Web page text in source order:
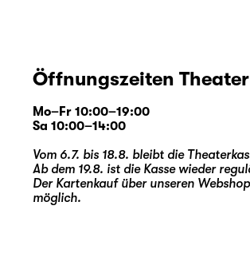
Öffnungszeiten
Mo–Fr 10:00–19:00
Sa 10:00–14:00
Vom 6.7. bis 18.8. bleibt die
Ab dem 19.8. ist die Kasse wieder
Der Kartenkauf über unseren Webshop
möglich.